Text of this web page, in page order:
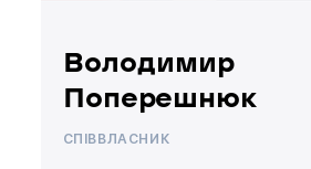
Володимир
Поперешнюк
СПІВВЛАСНИК